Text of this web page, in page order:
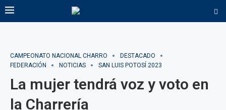
CAMPEONATO NACIONAL CHARRO
DESTACADO
FEDERACIÓN
NOTICIAS SAN LUIS POTOSÍ 2023
La mujer tendrá voz y voto en
la Charrería